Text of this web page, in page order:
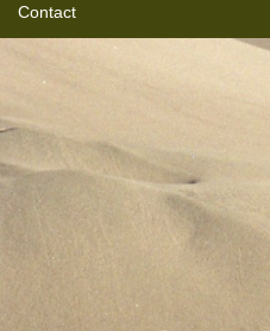
Contact